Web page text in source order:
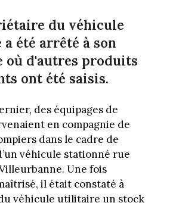
du véhicule
été arrêté à son
où d'autres produits
ont été saisis.
des équipages de
en compagnie de
dans le cadre de
véhicule stationné rue
Une fois
il était constaté à
véhicule utilitaire un stock